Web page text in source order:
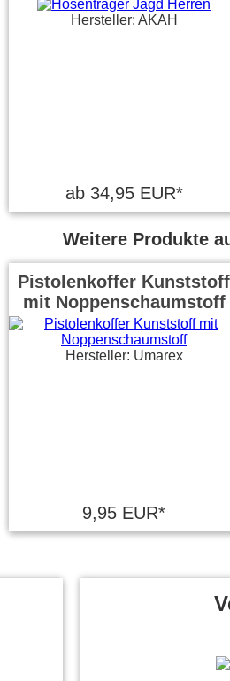
Hersteller: AKAH
ab 34,95 EUR*
Weitere Produkte
Pistolenkoffer Kunststoff
mit Noppenschaumstoff
Hersteller: Umarex
9,95 EUR*